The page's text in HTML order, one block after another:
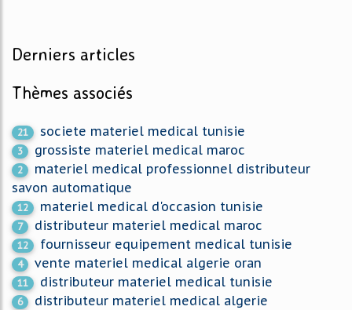
Derniers articles
Thèmes associés
21 societe materiel medical tunisie
3 grossiste materiel medical maroc
2
materiel medical professionnel distributeur
savon automatique
12 materiel medical d'occasion tunisie
7 distributeur materiel medical maroc
12 fournisseur equipement medical tunisie
4 vente materiel medical algerie oran
11 distributeur materiel medical tunisie
6 distributeur materiel medical algerie